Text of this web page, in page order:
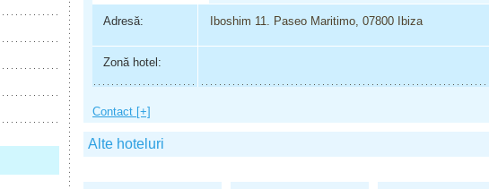
Adresă: Iboshim 11. Paseo Maritimo, 07800 Ibiza
Zonă hotel:
Contact [+]
Alte hoteluri